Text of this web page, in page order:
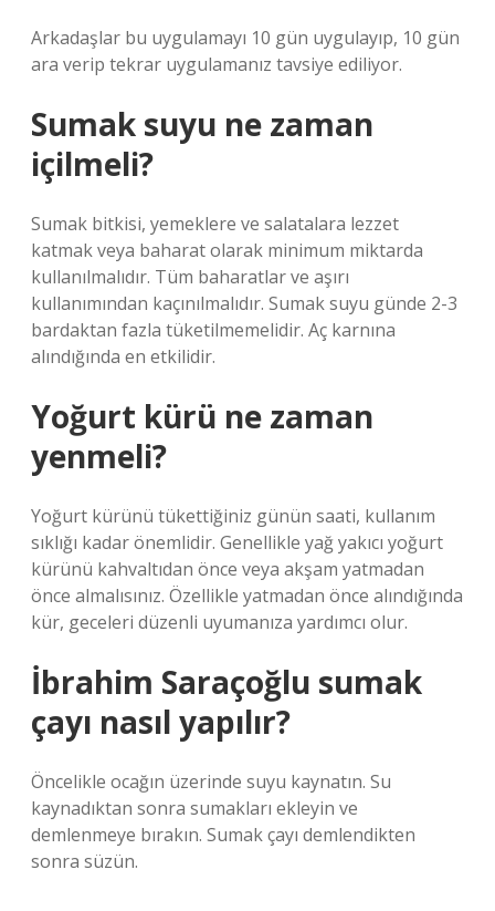
Arkadaşlar bu uygulamayı 10 gün uygulayıp, 10 gün
ara verip tekrar uygulamanız tavsiye ediliyor.
Sumak suyu ne zaman
içilmeli?
Sumak bitkisi, yemeklere ve salatalara lezzet
katmak veya baharat olarak minimum miktarda
kullanılmalıdır. Tüm baharatlar ve aşırı
kullanımından kaçınılmalıdır. Sumak suyu günde 2-3
bardaktan fazla tüketilmemelidir. Aç karnına
alındığında en etkilidir.
Yoğurt kürü ne zaman
yenmeli?
Yoğurt kürünü tükettiğiniz günün saati, kullanım
sıklığı kadar önemlidir. Genellikle yağ yakıcı yoğurt
kürünü kahvaltıdan önce veya akşam yatmadan
önce almalısınız. Özellikle yatmadan önce alındığında
kür, geceleri düzenli uyumanıza yardımcı olur.
İbrahim Saraçoğlu sumak
çayı nasıl yapılır?
Öncelikle ocağın üzerinde suyu kaynatın. Su
kaynadıktan sonra sumakları ekleyin ve
demlenmeye bırakın. Sumak çayı demlendikten
sonra süzün.